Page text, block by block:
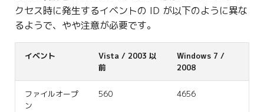
クセス時に発生するイベントの ID が以下のように異な
るようで、やや注意が必要です。
イベント
Vista / 2003 以
前
Windows 7 /
2008
ファイルオープ
ン
560 4656